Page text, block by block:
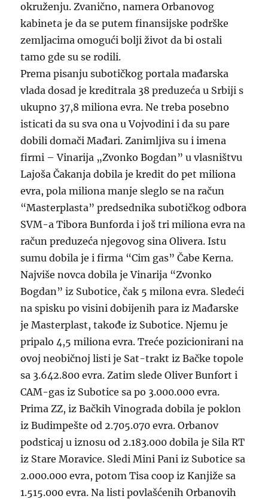
okruženju. Zvanično, namera Orbanovog
kabineta je da se putem finansijske podrške
zemljacima omogući bolji život da bi ostali
tamo gde su se rodili.
Prema pisanju subotičkog portala mađarska
vlada dosad je kreditrala 38 preduzeća u Srbiji s
ukupno 37,8 miliona evra. Ne treba posebno
isticati da su sva ona u Vojvodini i da su pare
dobili domači Mađari. Zanimljiva su i imena
firmi – Vinarija „Zvonko Bogdan” u vlasništvu
Lajoša Čakanja dobila je kredit do pet miliona
evra, pola miliona manje sleglo se na račun
“Masterplasta” predsednika subotičkog odbora
SVM-a Tibora Bunforda i još tri miliona evra na
račun preduzeća njegovog sina Olivera. Istu
sumu dobila je i firma “Cim gas” Čabe Kerna.
Najviše novca dobila je Vinarija “Zvonko
Bogdan” iz Subotice, čak 5 milona evra. Sledeći
na spisku po visini dobijenih para iz Mađarske
je Masterplast, takođe iz Subotice. Njemu je
pripalo 4,5 miliona evra. Treće pozicionirani na
ovoj neobičnoj listi je Sat-trakt iz Bačke topole
sa 3.642.800 evra. Zatim slede Oliver Bunfort i
CAM-gas iz Subotice sa po 3.000.000 evra.
Prima ZZ, iz Bačkih Vinograda dobila je poklon
iz Budimpešte od 2.705.070 evra. Orbanov
podsticaj u iznosu od 2.183.000 dobila je Sila RT
iz Stare Moravice. Sledi Mini Pani iz Subotice sa
2.000.000 evra, potom Tisa coop iz Kanjiže sa
1.515.000 evra. Na listi povlašćenih Orbanovih